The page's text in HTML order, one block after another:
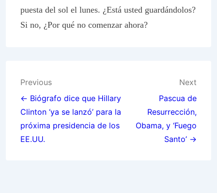
puesta del sol el lunes. ¿Está usted guardándolos?
Si no, ¿Por qué no comenzar ahora?
Post
navigation
Previous
← Biógrafo dice que Hillary
Clinton ‘ya se lanzó’ para la
próxima presidencia de los
EE.UU.
Next
Pascua de
Resurrección,
Obama, y ‘Fuego
Santo’ →